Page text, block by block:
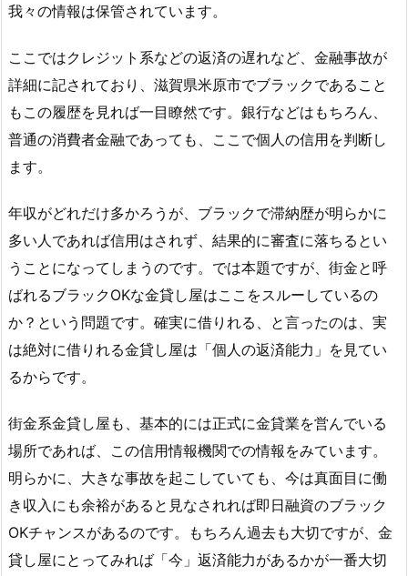
我々の情報は保管されています。
ここではクレジット系などの返済の遅れなど、金融事故が
詳細に記されており、滋賀県米原市でブラックであること
もこの履歴を見れば一目瞭然です。銀行などはもちろん、
普通の消費者金融であっても、ここで個人の信用を判断し
ます。
年収がどれだけ多かろうが、ブラックで滞納歴が明らかに
多い人であれば信用はされず、結果的に審査に落ちるとい
うことになってしまうのです。では本題ですが、街金と呼
ばれるブラックOKな金貸し屋はここをスルーしているの
か？という問題です。確実に借りれる、と言ったのは、実
は絶対に借りれる金貸し屋は「個人の返済能力」を見てい
るからです。
街金系金貸し屋も、基本的には正式に金貸業を営んでいる
場所であれば、この信用情報機関での情報をみています。
明らかに、大きな事故を起こしていても、今は真面目に働
き収入にも余裕があると見なされれば即日融資のブラック
OKチャンスがあるのです。もちろん過去も大切ですが、金
貸し屋にとってみれば「今」返済能力があるかが一番大切